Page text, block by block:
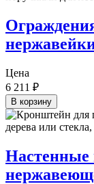
Цена
6 211 ₽
В корзину
Настенные